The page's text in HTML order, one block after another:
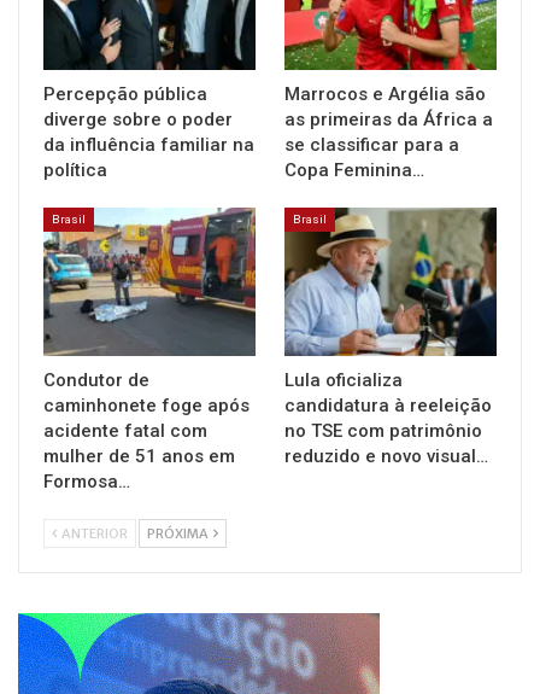
Percepção pública
diverge sobre o poder
da influência familiar na
política
Marrocos e Argélia são
as primeiras da África a
se classificar para a
Copa Feminina…
Brasil
Condutor de
caminhonete foge após
acidente fatal com
mulher de 51 anos em
Formosa…
Brasil
Lula oficializa
candidatura à reeleição
no TSE com patrimônio
reduzido e novo visual…
ANTERIOR PRÓXIMA